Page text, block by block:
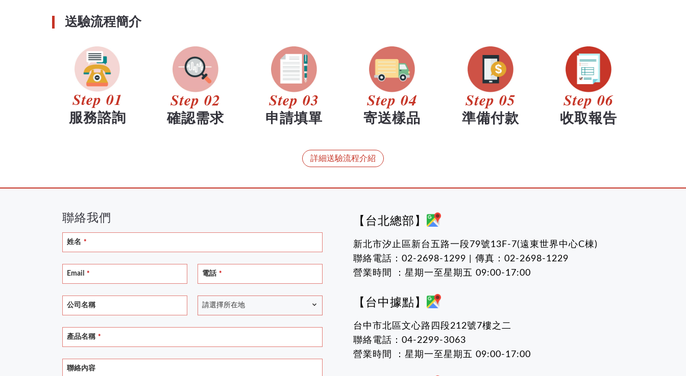
送驗流程簡介
Step 01
服務諮詢
Step 02
確認需求
Step 03
申請填單
Step 04
寄送樣品
Step 05
準備付款
Step 06
收取報告
詳細送驗流程介紹
聯絡我們
姓名 *
Email * 電話 *
公司名稱 請選擇所在地
產品名稱 *
聯絡內容
【台北總部】
新北市汐止區新台五路一段79號13F-7(遠東世界中心C棟)
聯絡電話：02-2698-1299 | 傳真：02-2698-1229
營業時間 ：星期一至星期五 09:00-17:00
【台中據點】
台中市北區文心路四段212號7樓之二
聯絡電話：04-2299-3063
營業時間 ：星期一至星期五 09:00-17:00